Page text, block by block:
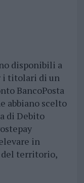
disponibili a
i titolari di un
BancoPosta
abbiano scelto
di Debito
in
del territorio,